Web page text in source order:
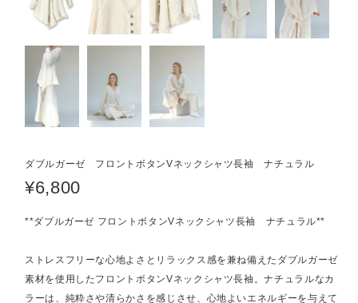
ダブルガーゼ フロントボタンVネックシャツ長袖 ナチュラル
¥6,800
**ダブルガーゼ フロントボタンVネックシャツ長袖 ナチュラル**
ストレスフリーな心地よさとリラックス感を兼ね備えたダブルガーゼ
素材を使用したフロントボタンVネックシャツ長袖。ナチュラルなカ
ラーは、純粋さや清らかさを感じさせ、心地よいエネルギーを与えて